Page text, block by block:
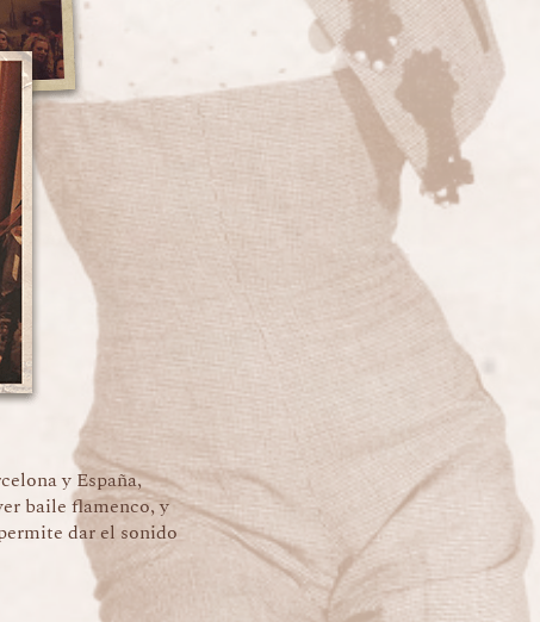
y España,
baile flamenco, y
dar el sonido